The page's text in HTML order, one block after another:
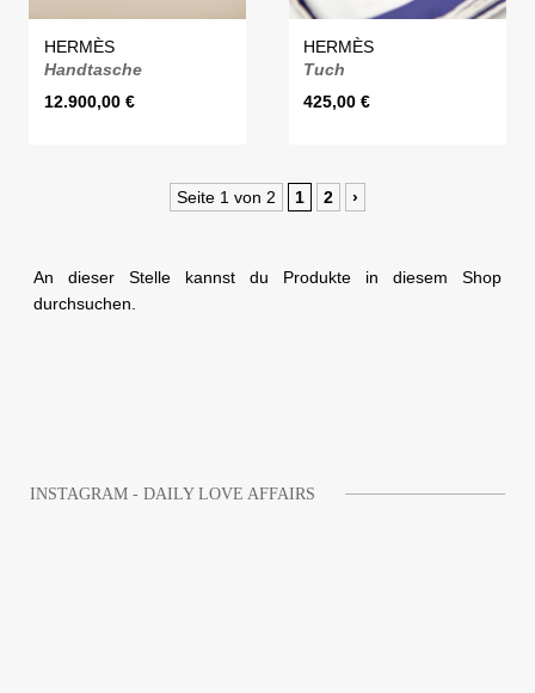
HERMÈS
Handtasche
12.900,00 €
HERMÈS
Tuch
425,00€
Seite 1 von 2 1 2 ›
An dieser Stelle kannst du Produkte in diesem Shop
durchsuchen.
INSTAGRAM - DAILY LOVE AFFAIRS